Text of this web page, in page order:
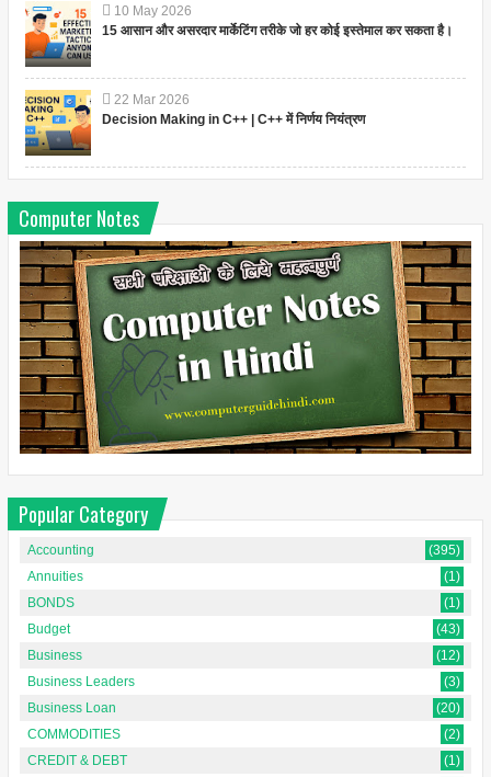
10 May 2026
15 आसान और असरदार मार्केटिंग तरीके जो हर कोई इस्तेमाल कर सकता है।
22 Mar 2026
Decision Making in C++ | C++ में निर्णय नियंत्रण
Computer Notes
Popular Category
Accounting
(395)
Annuities
(1)
BONDS
(1)
Budget
(43)
Business
(12)
Business Leaders
(3)
Business Loan
(20)
COMMODITIES
(2)
CREDIT & DEBT
(1)